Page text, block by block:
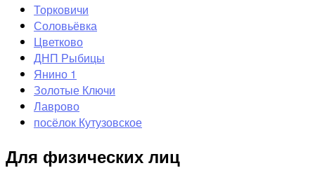
Торковичи
Соловьёвка
Цветково
ДНП Рыбицы
Янино 1
Золотые Ключи
Лаврово
посёлок Кутузовское
Для физических лиц